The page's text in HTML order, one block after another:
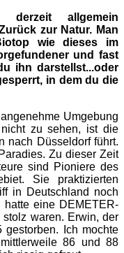
allgemein
zur Natur. Man
wie dieses im
und fast
ihn darstellst...oder
in dem du die
Umgebung
zu sehen, ist die
nach Düsseldorf führt.
Zu dieser Zeit
sind Pioniere des
Sie praktizierten
in Deutschland noch
hatte eine DEMETER-
waren. Erwin, der
Ich mochte
86 und 88